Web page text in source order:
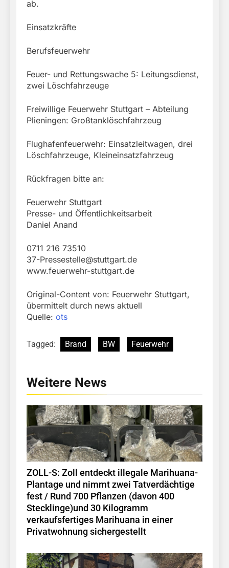
ab.
Einsatzkräfte
Berufsfeuerwehr
Feuer- und Rettungswache 5: Leitungsdienst,
zwei Löschfahrzeuge
Freiwillige Feuerwehr Stuttgart – Abteilung
Plieningen: Großtanklöschfahrzeug
Flughafenfeuerwehr: Einsatzleitwagen, drei
Löschfahrzeuge, Kleineinsatzfahrzeug
Rückfragen bitte an:
Feuerwehr Stuttgart
Presse- und Öffentlichkeitsarbeit
Daniel Anand
0711 216 73510
37-Pressestelle@stuttgart.de
www.feuerwehr-stuttgart.de
Original-Content von: Feuerwehr Stuttgart,
übermittelt durch news aktuell
Quelle: ots
Tagged: Brand BW Feuerwehr
Weitere News
ZOLL-S: Zoll entdeckt illegale Marihuana-
Plantage und nimmt zwei Tatverdächtige
fest / Rund 700 Pflanzen (davon 400
Stecklinge)und 30 Kilogramm
verkaufsfertiges Marihuana in einer
Privatwohnung sichergestellt